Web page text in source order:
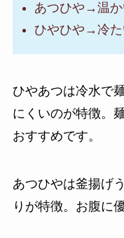
あつひや→温
ひやひや→冷た
ひやあつは冷水で
にくいのが特徴。
おすすめです。
あつひやは釜揚げ
りが特徴。お腹に